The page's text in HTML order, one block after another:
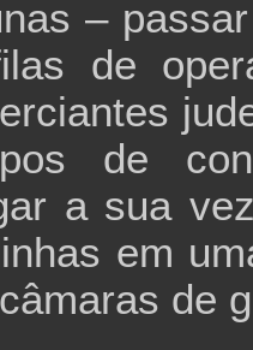
–
de
de
a sua
em
de